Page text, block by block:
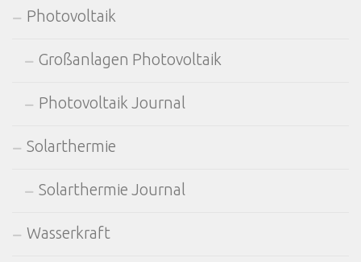
Photovoltaik
Großanlagen Photovoltaik
Photovoltaik Journal
Solarthermie
Solarthermie Journal
Wasserkraft